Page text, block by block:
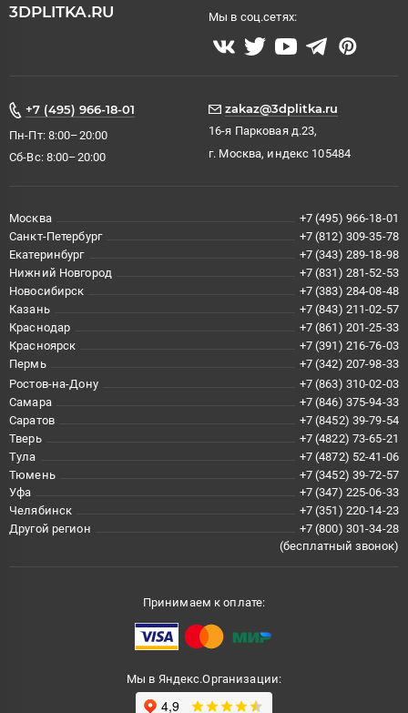
3DPLITKA.RU Мы в соц.сетях:
+7 (495) 966-18-01
Пн-Пт: 8:00–20:00
Сб-Вс: 8:00–20:00
zakaz@3dplitka.ru
16-я Парковая д.23,
г. Москва, индекс 105484
Москва
+7 (495) 966-18-01
Санкт-Петербург
+7 (812) 309-35-78
Екатеринбург
+7 (343) 289-18-98
Нижний Новгород
+7 (831) 281-52-53
Новосибирск
+7 (383) 284-08-48
Казань
+7 (843) 211-02-57
Краснодар
+7 (861) 201-25-33
Красноярск
+7 (391) 216-76-03
Пермь
+7 (342) 207-98-33
Ростов-на-Дону
+7 (863) 310-02-03
Самара
+7 (846) 375-94-33
Саратов
+7 (8452) 39-79-54
Тверь
+7 (4822) 73-65-21
Тула
+7 (4872) 52-41-06
Тюмень
+7 (3452) 39-72-57
Уфа
+7 (347) 225-06-33
Челябинск
+7 (351) 220-14-23
Другой регион
+7 (800) 301-34-28
(бесплатный звонок)
Принимаем к оплате:
Мы в Яндекс.Организации: